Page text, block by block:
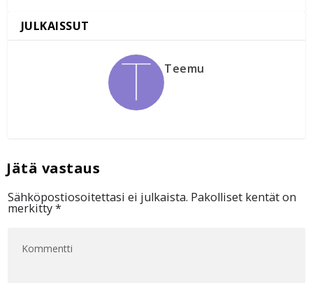
Teemu
Sähköpostiosoitettasi ei julkaista. Pakolliset kentät on
merkitty*